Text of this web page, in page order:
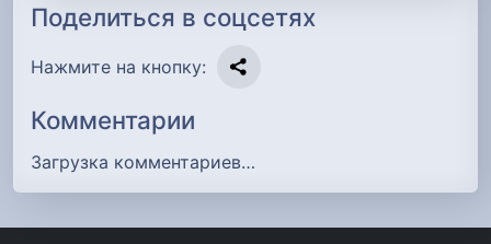
Поделиться в соцсетях
Нажмите на кнопку:
Комментарии
Загрузка комментариев…